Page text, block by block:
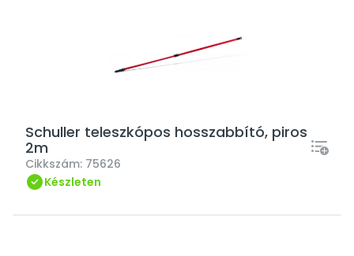
Schuller teleszkópos hosszabbító, piros
2m
Cikkszám: 75626
Készleten